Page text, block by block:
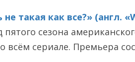
такая как все?» (англ.
сезона
всём сериале. Премьера